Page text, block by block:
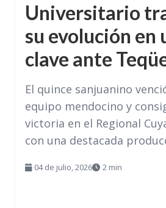
Universitario
su evolución
clave ante
El quince sanjuanino
equipo mendocino y
victoria en el Regional
con una destacada
04 de julio, 2026 2 min